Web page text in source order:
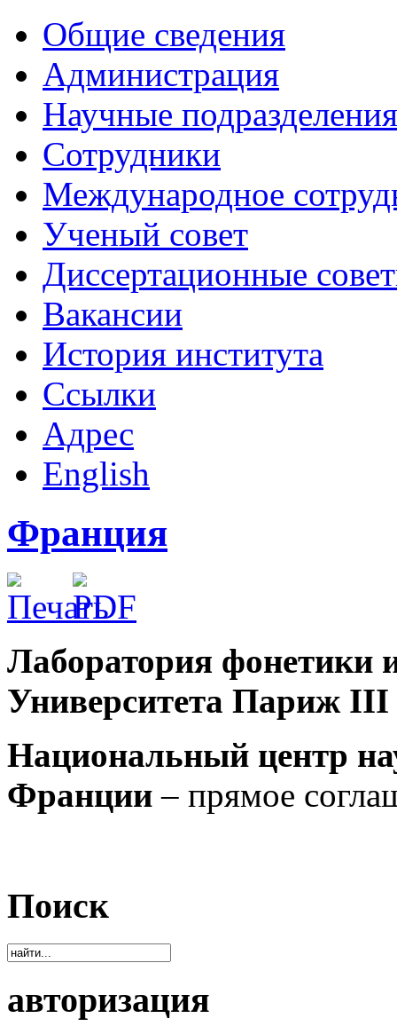
Общие сведения
Администрация
Научные подразделения
Сотрудники
Международное
Ученый совет
Диссертационные
Вакансии
История института
Ссылки
Адрес
English
Франция
Лаборатория фонетики
Университета Париж III
Национальный центр
Франции – прямое
Поиск
авторизация